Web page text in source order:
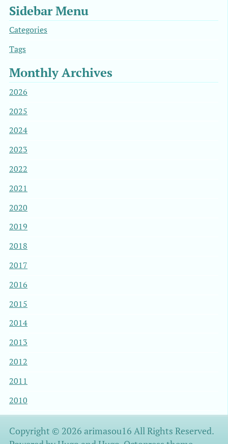
Sidebar Menu
Categories
Tags
Monthly Archives
2026
2025
2024
2023
2022
2021
2020
2019
2018
2017
2016
2015
2014
2013
2012
2011
2010
Copyright © 2026 arimasou16 All Rights Reserved.